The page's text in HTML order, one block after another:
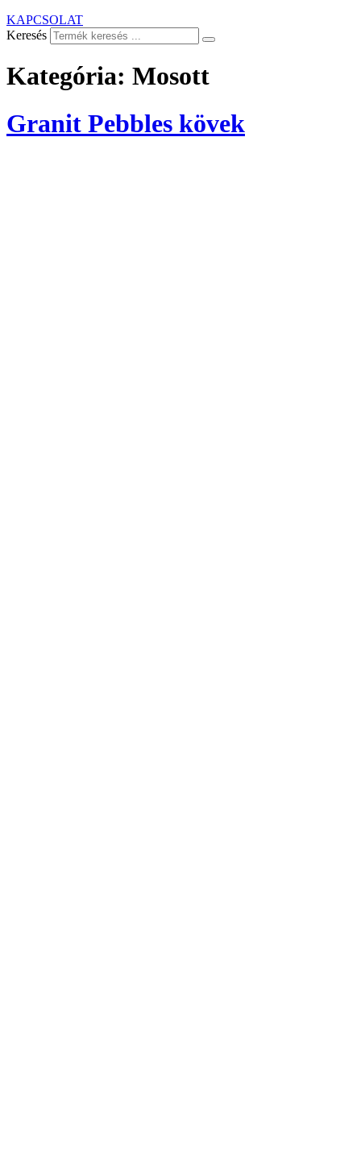
KAPCSOLAT
Keresés
Kategória: Mosott
Granit Pebbles kövek